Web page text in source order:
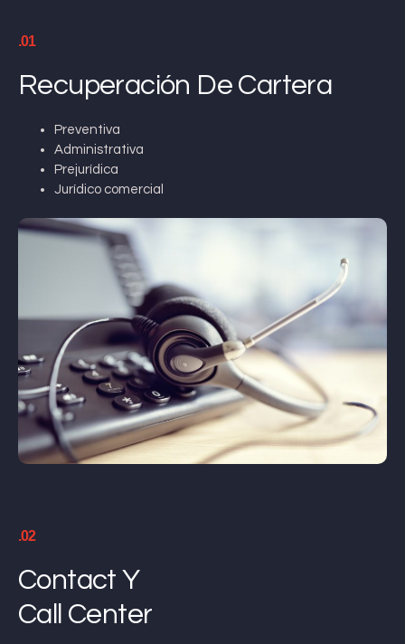
.01
Recuperación De Cartera
Preventiva
Administrativa
Prejurídica
Jurídico comercial
.02
Contact Y
Call Center